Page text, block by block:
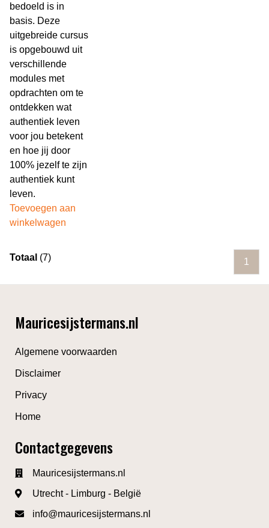
bedoeld is in
basis. Deze
uitgebreide cursus
is opgebouwd uit
verschillende
modules met
opdrachten om te
ontdekken wat
authentiek leven
voor jou betekent
en hoe jij door
100% jezelf te zijn
authentiek kunt
leven.
Toevoegen aan
winkelwagen
Totaal (7) 1
Mauricesijstermans.nl
Algemene voorwaarden
Disclaimer
Privacy
Home
Contactgegevens
Mauricesijstermans.nl
Utrecht - Limburg - België
info@mauricesijstermans.nl